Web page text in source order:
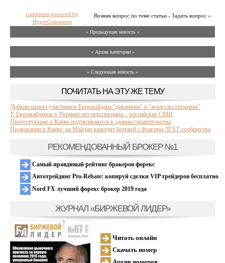
Возник вопрос по теме статьи - Задать вопрос »
comments powered by
HyperComments
« Предыдущая новость «
» Архив категории «
» Следующая новость »
ПОЧИТАТЬ НА ЭТУ ЖЕ ТЕМУ
Добкин назвал участников Евромайдана "дикарями" и "монголо-татарами"
У Евромайданов в Украине нет перспективы – российские СМИ
Протестующие в Киеве подтягиваются к зданию правительства
Провокации в Киеве: на Майдан выводят бомжей с флагами ЛГБТ-сообщества
РЕКОМЕНДОВАННЫЙ БРОКЕР №1
Самый правдивый рейтинг брокеров форекс
Автотрейдинг Pro-Rebate: копируй сделки VIP трейдеров бесплатно
Nord FX лучший форекс брокер 2019 года
ЖУРНАЛ «БИРЖЕВОЙ ЛИДЕР»
Читать онлайн
Скачать номер